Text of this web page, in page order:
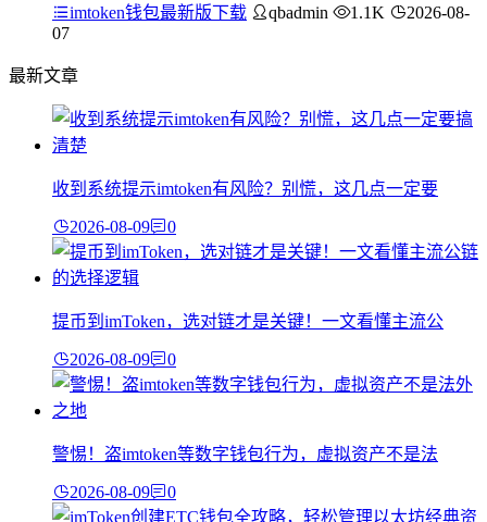
imtoken钱包最新版下载 qbadmin 1.1K
2026-08-
07
最新文章
收到系统提示imtoken有风险？别慌，这几点一定要
2026-08-09 0
提币到imToken，选对链才是关键！一文看懂主流公
2026-08-09 0
警惕！盗imtoken等数字钱包行为，虚拟资产不是法
2026-08-09 0